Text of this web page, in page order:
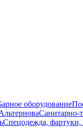
оборудование
Санитарно-
Спецодежда,